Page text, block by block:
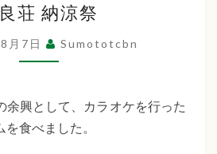
法
人
本
た
良
荘
納
祭
荘 納涼祭
月7日 Sumototcbn
余興として、カラオケを行った
食べました。